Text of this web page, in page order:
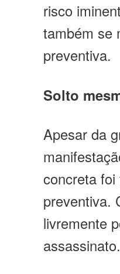
risco
também se
preventiva.
Solto
Apesar da
concreta
preventiva.
livremente
assassinato.